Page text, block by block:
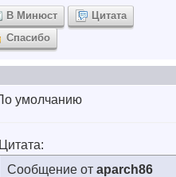
В Минюст
Цитата
Спасибо
Цитата:
Сообщение от aparch86